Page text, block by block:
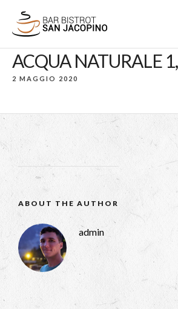
ACQUA NATURALE
2 MAGGIO 2020
ABOUT THE AUTHOR
admin